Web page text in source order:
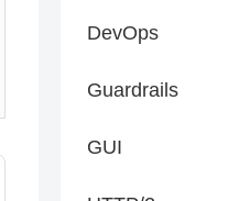
DevOps
Guardrails
GUI